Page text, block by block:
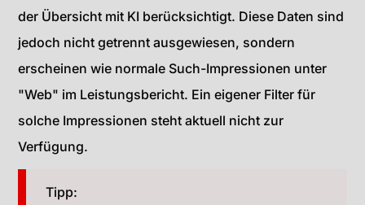
der Übersicht mit KI berücksichtigt. Diese Daten sind
jedoch nicht getrennt ausgewiesen, sondern
erscheinen wie normale Such-Impressionen unter
"Web" im Leistungsbericht. Ein eigener Filter für
solche Impressionen steht aktuell nicht zur
Verfügung.
Tipp: